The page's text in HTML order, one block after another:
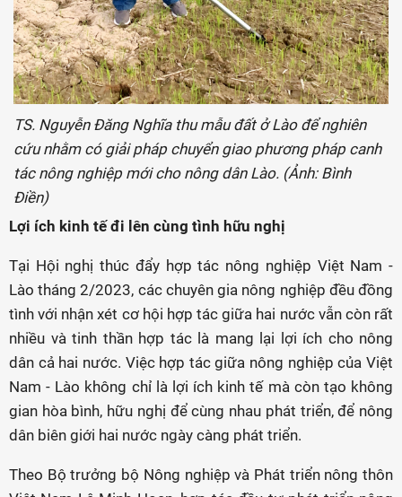
TS. Nguyễn Đăng Nghĩa thu mẫu đất ở Lào để nghiên
cứu nhằm có giải pháp chuyển giao phương pháp canh
tác nông nghiệp mới cho nông dân Lào. (Ảnh: Bình
Điền)
Lợi ích kinh tế đi lên cùng tình hữu nghị
Tại Hội nghị thúc đẩy hợp tác nông nghiệp Việt Nam -
Lào tháng 2/2023, các chuyên gia nông nghiệp đều đồng
tình với nhận xét cơ hội hợp tác giữa hai nước vẫn còn rất
nhiều và tinh thần hợp tác là mang lại lợi ích cho nông
dân cả hai nước. Việc hợp tác giữa nông nghiệp của Việt
Nam - Lào không chỉ là lợi ích kinh tế mà còn tạo không
gian hòa bình, hữu nghị để cùng nhau phát triển, để nông
dân biên giới hai nước ngày càng phát triển.
Theo Bộ trưởng bộ Nông nghiệp và Phát triển nông thôn